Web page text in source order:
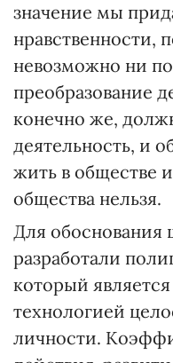
значение мы
нравственности,
невозможно ни
преобразование
конечно же,
деятельность, и
жить в обществе
общества нельзя.
Для обоснования
разработали
который
технологией
личности.